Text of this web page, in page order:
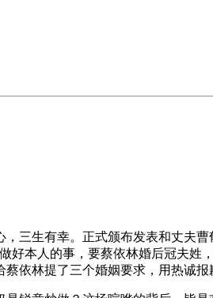
生有幸。正式颁布发表和丈夫
本人的事，要蔡依林婚后冠夫
依林提了三个婚姻要求，用热诚报